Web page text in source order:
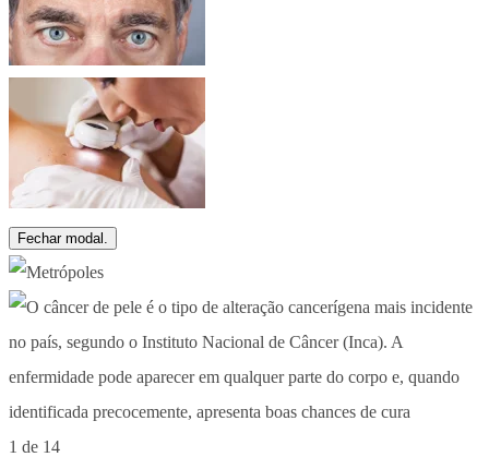
Fechar modal.
1 de 14